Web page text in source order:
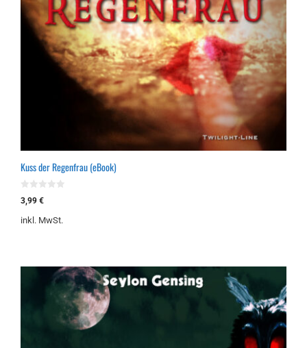
Kuss der Regenfrau (eBook)
0
v
n
3,99 €
inkl. MwSt.